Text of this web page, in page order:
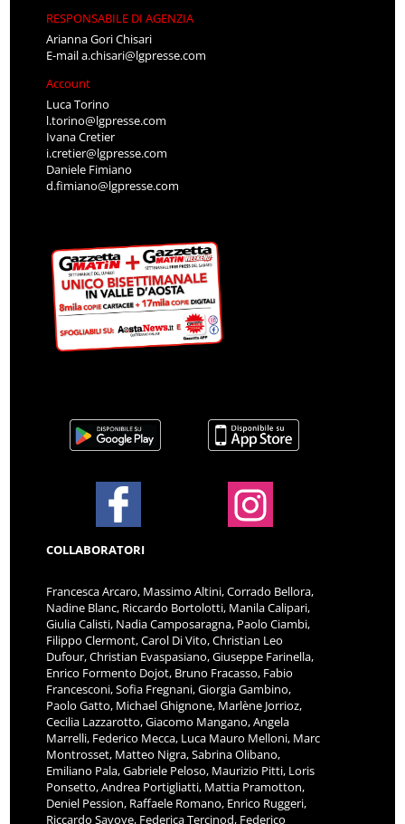
RESPONSABILE DI AGENZIA
Arianna Gori Chisari
E-maila.chisari@lgpresse.com
Account
Luca Torino
l.torino@lgpresse.com
Ivana Cretier
i.cretier@lgpresse.com
Daniele Fimiano
d.fimiano@lgpresse.com
COLLABORATORI
Francesca Arcaro, Massimo Altini, Corrado Bellora,
Nadine Blanc, Riccardo Bortolotti, Manila Calipari,
Giulia Calisti, Nadia Camposaragna, Paolo Ciambi,
Filippo Clermont, Carol Di Vito, Christian Leo
Dufour, Christian Evaspasiano, Giuseppe Farinella,
Enrico Formento Dojot, Bruno Fracasso, Fabio
Francesconi, Sofia Fregnani, Giorgia Gambino,
Paolo Gatto, Michael Ghignone, Marlène Jorrioz,
Cecilia Lazzarotto, Giacomo Mangano, Angela
Marrelli, Federico Mecca, Luca Mauro Melloni, Marc
Montrosset, Matteo Nigra, Sabrina Olibano,
Emiliano Pala, Gabriele Peloso, Maurizio Pitti, Loris
Ponsetto, Andrea Portigliatti, Mattia Pramotton,
Deniel Pession, Raffaele Romano, Enrico Ruggeri,
Riccardo Savoye, Federica Tercinod, Federico